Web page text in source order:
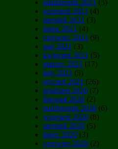
październik 2021 (5)
wrzesień 2021 (4)
sierpień 2021 (3)
lipiec 2021 (4)
czerwiec 2021 (9)
maj 2021 (3)
kwiecień 2021 (5)
marzec 2021 (17)
luty 2021 (5)
styczeń 2021 (26)
grudzień 2020 (7)
listopad 2020 (2)
październik 2020 (6)
wrzesień 2020 (8)
sierpień 2020 (5)
lipiec 2020 (3)
czerwiec 2020 (2)